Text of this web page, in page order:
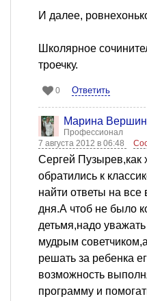
И далее,
Школярное
троечку.
0 Ответить
Марина
Профессионал
7 августа 2012 в 06:48
Сергей Пузырев,как
обратились к
найти ответы на
дня.А чтоб не было
детьмя,надо
мудрым
решать за ребенка
возможность
программу и